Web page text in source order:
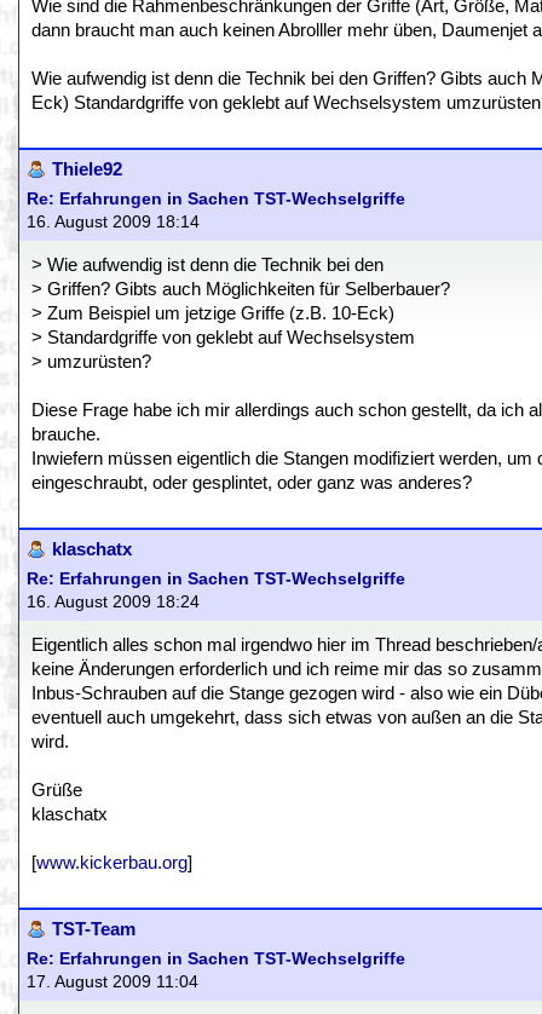
Wie sind die Rahmenbeschränkungen der Griffe (Art, Größe,
dann braucht man auch keinen Abrolller mehr üben, Daumenjet
Wie aufwendig ist denn die Technik bei den Griffen? Gibts
Eck) Standardgriffe von geklebt auf Wechselsystem
Thiele92
Re: Erfahrungen in Sachen TST-Wechselgriffe
16. August 2009 18:14
> Wie aufwendig ist denn die Technik bei den
> Griffen? Gibts auch Möglichkeiten für Selberbauer?
> Zum Beispiel um jetzige Griffe (z.B. 10-Eck)
> Standardgriffe von geklebt auf Wechselsystem
> umzurüsten?
Diese Frage habe ich mir allerdings auch schon gestellt, da ich
brauche.
Inwiefern müssen eigentlich die Stangen modifiziert werden,
eingeschraubt, oder gesplintet, oder ganz was anderes?
klaschatx
Re: Erfahrungen in Sachen TST-Wechselgriffe
16. August 2009 18:24
Eigentlich alles schon mal irgendwo hier im Thread
keine Änderungen erforderlich und ich reime mir das so
Inbus-Schrauben auf die Stange gezogen wird - also wie ein
eventuell auch umgekehrt, dass sich etwas von außen an die
wird.
Grüße
klaschatx
[www.kickerbau.org]
TST-Team
Re: Erfahrungen in Sachen TST-Wechselgriffe
17. August 2009 11:04